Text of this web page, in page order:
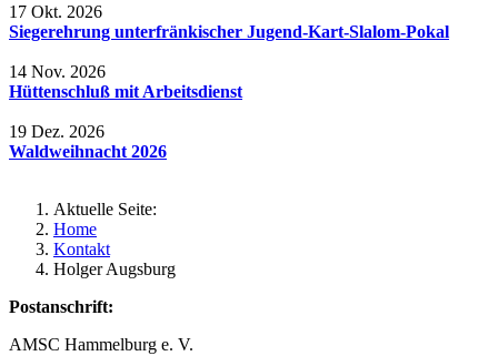
17 Okt. 2026
Siegerehrung unterfränkischer Jugend-Kart-Slalom-Pokal
14 Nov. 2026
Hüttenschluß mit Arbeitsdienst
19 Dez. 2026
Waldweihnacht 2026
Aktuelle Seite:
Home
Kontakt
Holger Augsburg
Postanschrift:
AMSC Hammelburg e. V.